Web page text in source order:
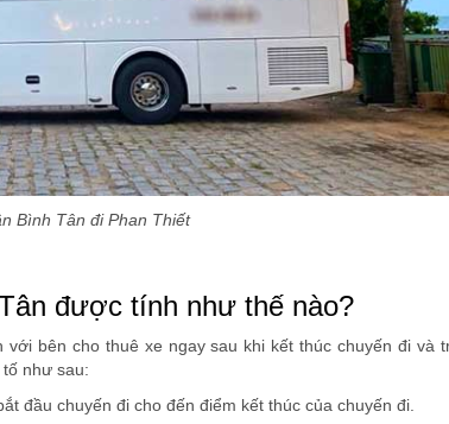
Bình Tân đi Phan Thiết
được tính như thế nào?
bên cho thuê xe ngay sau khi kết thúc chuyến đi và
như sau:
đầu chuyến đi cho đến điểm kết thúc của chuyến đi.